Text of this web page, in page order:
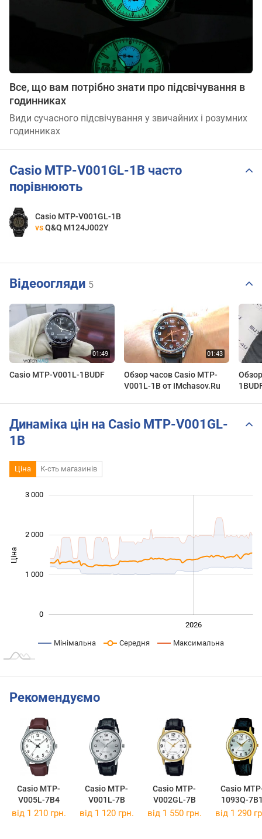
Все, що вам потрібно знати про підсвічування в
годинниках
Види сучасного підсвічування у звичайних і розумних
годинниках
Casio MTP-V001GL-1B часто
порівнюють
Casio MTP-V001GL-1B
vs Q&Q M124J002Y
Відеоогляди 5
Casio MTP-V001L-1BUDF
Обзор часов Casio MTP-
V001L-1B от IMchasov.Ru
Динаміка цін на Casio MTP-V001GL-
1B
Ціна К-сть магазинів
Ціна
0
1 000
2 000
3 000
2026
Мінімальна Середня Максимальна
Рекомендуємо
Casio MTP-
V005L-7B4
Casio MTP-
V001L-7B
Casio MTP-
V002GL-7B
Casio
1093Q-
від 1 210 грн. від 1 120 грн. від 1 550 грн. від 1 290